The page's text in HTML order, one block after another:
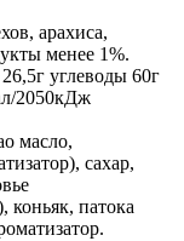
арахиса,
менее 1%.
углеводы 60г
2050кДж
масло,
сахар,
коньяк, патока